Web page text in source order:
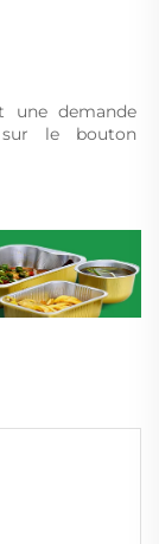
une demande
sur le bouton